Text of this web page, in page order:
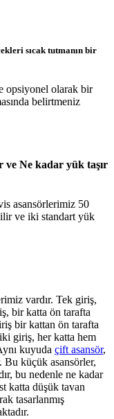
sıcak tutmanın bir
opsiyonel olarak bir
belirtmeniz
ve Ne kadar yük taşır
asansörlerimiz 50
ve iki standart yük
vardır. Tek giriş,
bir katta ön tarafta
bir kattan ön tarafta
giriş, her katta hem
kuyuda çift asansör,
Bu küçük asansörler,
bu nedenle ne kadar
katta düşük tavan
tasarlanmış